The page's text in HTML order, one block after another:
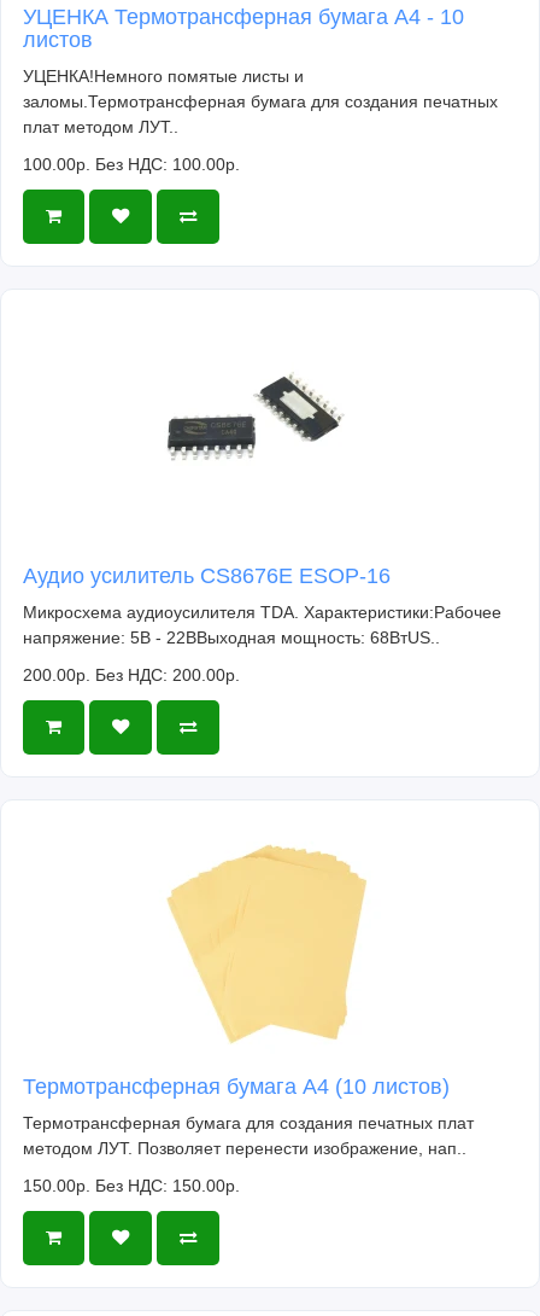
УЦЕНКА Термотрансферная бумага А4 - 10
листов
УЦЕНКА!Немного помятые листы и
заломы.Термотрансферная бумага для создания печатных
плат методом ЛУТ..
100.00р. Без НДС: 100.00р.
Аудио усилитель CS8676E ESOP-16
Микросхема аудиоусилителя TDA. Характеристики:Рабочее
напряжение: 5В - 22ВВыходная мощность: 68ВтUS..
200.00р. Без НДС: 200.00р.
Термотрансферная бумага А4 (10 листов)
Термотрансферная бумага для создания печатных плат
методом ЛУТ. Позволяет перенести изображение, нап..
150.00р. Без НДС: 150.00р.